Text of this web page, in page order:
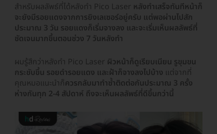
สำหรับผลลัพธ์ที่ได้หลังทำ Pico Laser หลังทำเสร็จทันทีหน้าก็
จะยังมีรอยแดงจากการยิงเลเซอร์อยู่ครับ แต่พอผ่านไปสัก
ประมาณ 3 วัน รอยแดงก็เริ่มจางลง และจะเริ่มเห็นผลลัพธ์ที่
ชัดเจนมากขึ้นตอนช่วง 7 วันหลังทำ
ผมรู้สึกว่าหลังทำ Pico Laser ผิวหน้าก็ดูเรียบเนียน รูขุมขน
กระชับขึ้น รอยดำรอยแดง และฝ้าก็จางลงไปบ้าง แต่จากที่
คุณหมอแนะนำก็ควรกลับมาทำซ้ำติดต่อกันประมาณ 3 ครั้ง
ห่างกันทุก 2-4 สัปดาห์ ถึงจะเห็นผลลัพธ์ที่ดีขึ้นกว่านี้